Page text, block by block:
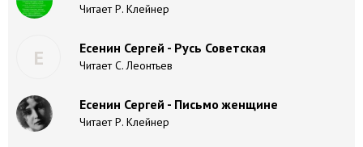
Читает Р. Клейнер
Е Есенин Сергей - Русь Советская
Читает С. Леонтьев
Есенин Сергей - Письмо женщине
Читает Р. Клейнер